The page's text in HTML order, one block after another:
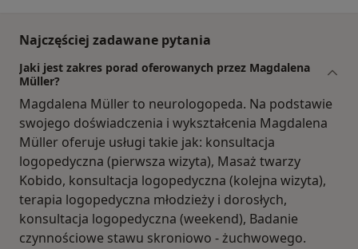
Najczęściej zadawane pytania
Jaki jest zakres porad oferowanych przez Magdalena
Müller?
Magdalena Müller to neurologopeda. Na podstawie
swojego doświadczenia i wykształcenia Magdalena
Müller oferuje usługi takie jak: konsultacja
logopedyczna (pierwsza wizyta), Masaż twarzy
Kobido, konsultacja logopedyczna (kolejna wizyta),
terapia logopedyczna młodzieży i dorosłych,
konsultacja logopedyczna (weekend), Badanie
czynnościowe stawu skroniowo - żuchwowego.